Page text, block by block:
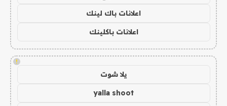
اعلانات باك لينك
اعلانات باكلينك
!
يلا شوت
yalla shoot